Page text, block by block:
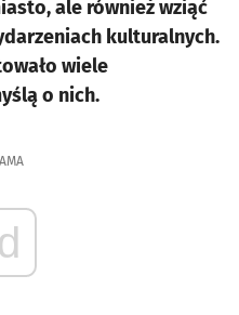
ale również wziąć
kulturalnych.
wiele
o nich.